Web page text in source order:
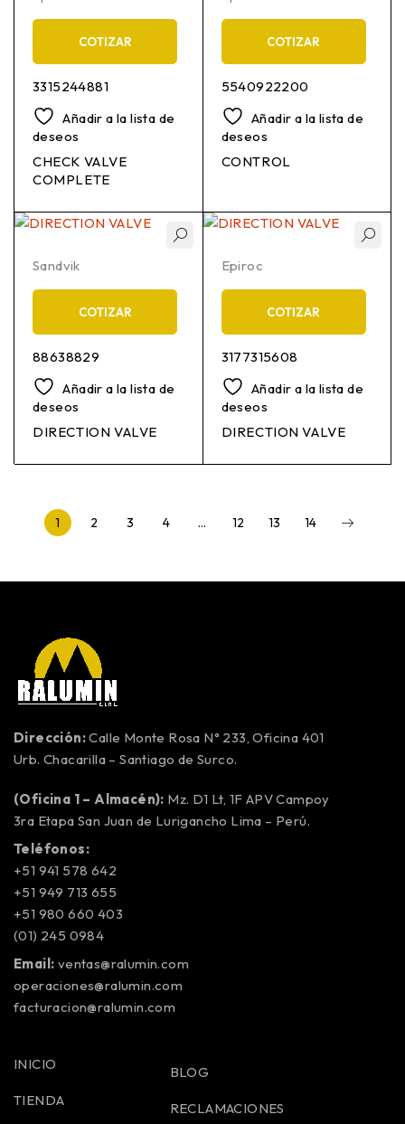
COTIZAR
3315244881
Añadir a la lista de
deseos
CHECK VALVE
COMPLETE
COTIZAR
5540922200
Añadir a la lista de
deseos
CONTROL
Sandvik
COTIZAR
88638829
Añadir a la lista de
deseos
DIRECTION VALVE
Epiroc
COTIZAR
3177315608
Añadir a la lista de
deseos
DIRECTION VALVE
1 2 3 4 … 12 13 14
Dirección:Calle Monte Rosa N° 233, Oficina 401
Urb. Chacarilla – Santiago de Surco.
(Oficina 1 – Almacén): Mz. D1 Lt, 1F APV Campoy
3ra Etapa San Juan de Lurigancho Lima – Perú.
Teléfonos:
+51 941 578 642
+51 949 713 655
+51 980 660 403
(01) 245 0984
Email: ventas@ralumin.com
operaciones@ralumin.com
facturacion@ralumin.com
INICIO
TIENDA
BLOG
RECLAMACIONES